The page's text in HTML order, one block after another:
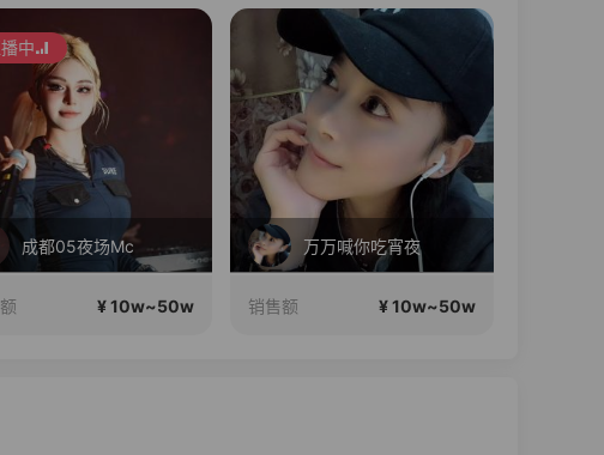
万万喊你吃宵夜
¥ 10w~50w ¥ 10w~50w